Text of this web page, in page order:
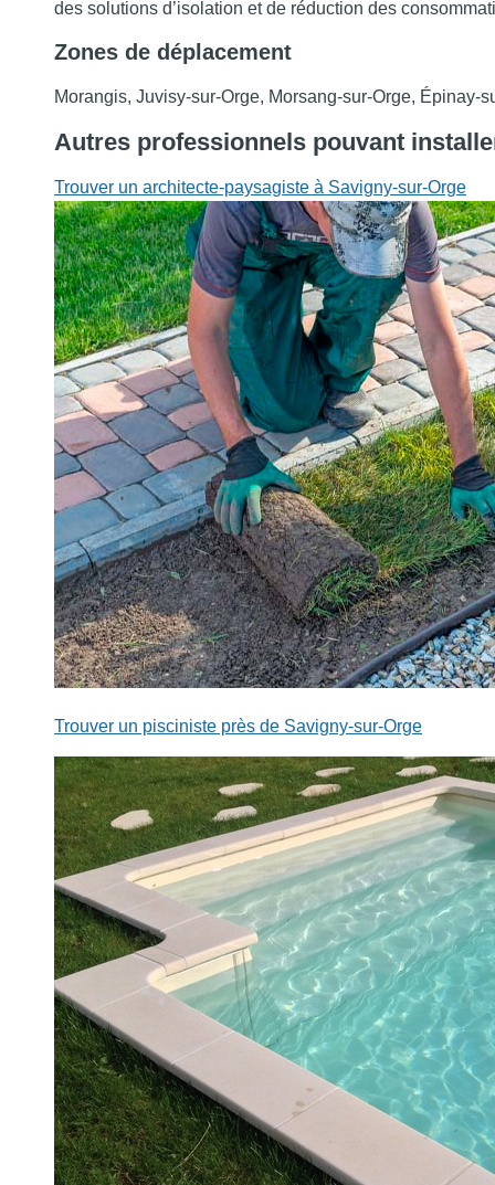
des solutions d’isolation et de réduction des
Zones de déplacement
Morangis, Juvisy-sur-Orge, Morsang-sur-Orge, Épinay-
Autres professionnels pouvant
Trouver un architecte-paysagiste à Savigny-sur-Orge
Trouver un pisciniste près de Savigny-sur-Orge